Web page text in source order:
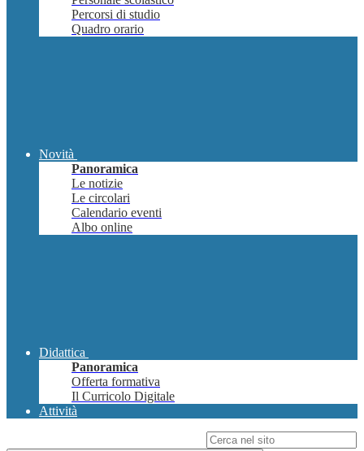
Percorsi di studio
Quadro orario
Novità
Panoramica
Le notizie
Le circolari
Calendario eventi
Albo online
Didattica
Panoramica
Offerta formativa
Il Curricolo Digitale
Attività